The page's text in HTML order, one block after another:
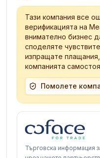
Тази компания все
верификацията на
внимателно бизнес
споделяте
изпращате
компанията
Помолете
Търговска информация